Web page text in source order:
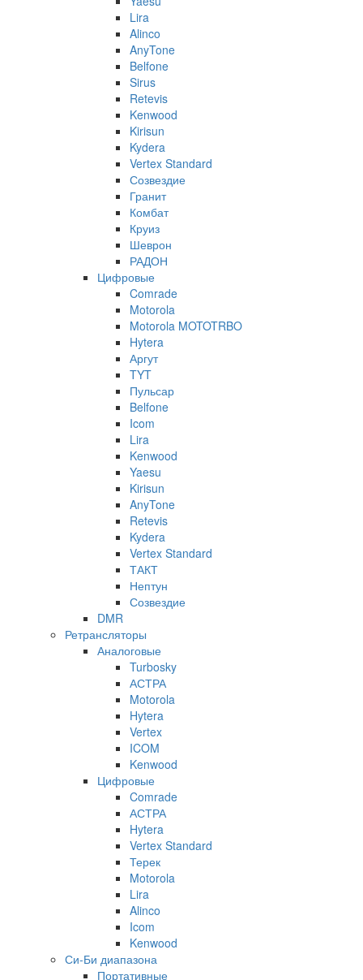
Lira
Alinco
AnyTone
Belfone
Sirus
Retevis
Kenwood
Kirisun
Kydera
Vertex Standard
Созвездие
Гранит
Комбат
Круиз
Шеврон
РАДОН
Цифровые
Comrade
Motorola
Motorola MOTOTRBO
Hytera
Аргут
TYT
Пульсар
Belfone
Icom
Lira
Kenwood
Yaesu
Kirisun
AnyTone
Retevis
Kydera
Vertex Standard
ТАКТ
Нептун
Созвездие
DMR
Ретрансляторы
Аналоговые
Turbosky
АСТРА
Motorola
Hytera
Vertex
ICOM
Kenwood
Цифровые
Comrade
АСТРА
Hytera
Vertex Standard
Терек
Motorola
Lira
Alinco
Icom
Kenwood
Си-Би диапазона
Портативные